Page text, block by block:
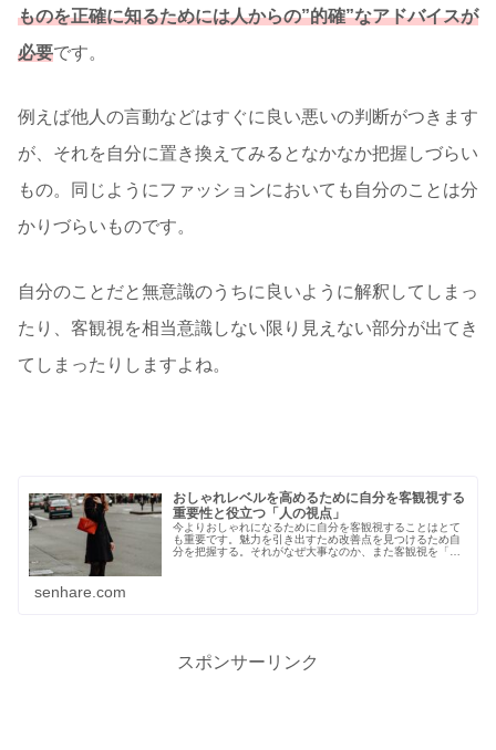
ものを正確に知るためには人からの”的確”なアドバイスが
必要です。
例えば他人の言動などはすぐに良い悪いの判断がつきます
が、それを自分に置き換えてみるとなかなか把握しづらい
もの。同じようにファッションにおいても自分のことは分
かりづらいものです。
自分のことだと無意識のうちに良いように解釈してしまっ
たり、客観視を相当意識しない限り見えない部分が出てき
てしまったりしますよね。
おしゃれレベルを高めるために自分を客観視する
重要性と役立つ「人の視点」
今よりおしゃれになるために自分を客観視することはとて
も重要です。魅力を引き出すため改善点を見つけるため自
分を把握する。それがなぜ大事なのか、また客観視を「人
senhare.com
スポンサーリンク